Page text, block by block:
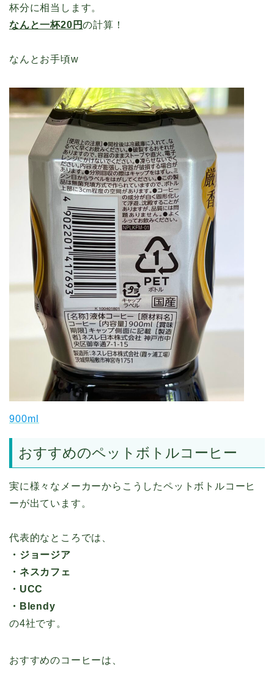
杯分に相当します。
なんと一杯20円の計算！
なんとお手頃w
900ml
おすすめのペットボトルコーヒー
実に様々なメーカーからこうしたペットボトルコーヒ
ーが出ています。
代表的なところでは、
・ジョージア
・ネスカフェ
・UCC
・Blendy
の4社です。
おすすめのコーヒーは、